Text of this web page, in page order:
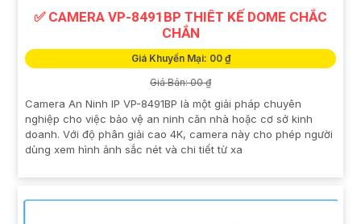
✅ CAMERA VP-8491BP THIÊT KẾ DOME CHẮC
CHẮN
Giá Khuyến Mại: 00 ₫
Giá Bán: 00 ₫
Camera An Ninh IP VP-8491BP là một giải pháp chuyên
nghiệp cho việc bảo vệ an ninh căn nhà hoặc cơ sở kinh
doanh. Với độ phân giải cao 4K, camera này cho phép người
dùng xem hình ảnh sắc nét và chi tiết từ xa